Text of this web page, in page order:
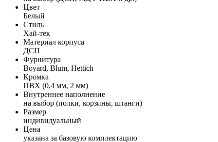
Цвет
Белый
Стиль
Хай-тек
Материал корпуса
ДСП
Фурнитура
Boyard, Blum, Hettich
Кромка
ПВХ (0,4 мм, 2 мм)
Внутреннее наполнение
на выбор (полки, корзины, штанги)
Размер
индивидуальный
Цена
указана за базовую комплектацию